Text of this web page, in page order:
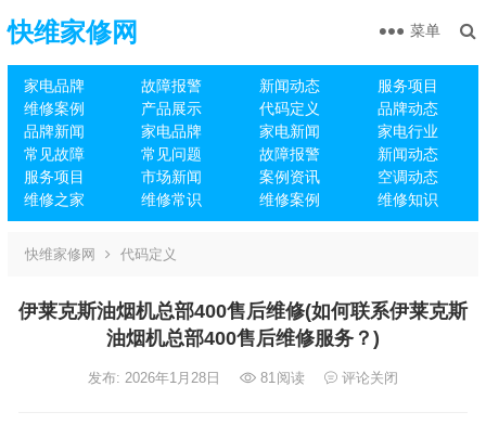
快维家修网
家电品牌 故障报警 新闻动态
服务项目
维修案例
产品展示 代码定义
品牌动态
品牌新闻
家电品牌 家电新闻
家电行业
常见故障
常见问题 故障报警
新闻动态
服务项目
市场新闻 案例资讯
空调动态
维修之家
维修常识 维修案例 维修知识
菜单
快维家修网 代码定义
伊莱克斯油烟机总部400售后维修(如何联系伊莱克斯
油烟机总部400售后维修服务？)
发布: 2026年1月28日 81阅读 评论关闭